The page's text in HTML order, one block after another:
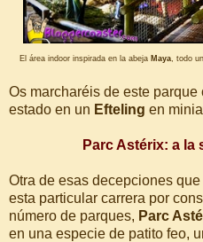
El área indoor inspirada en la abeja Maya, todo
Os marcharéis de este
estado en un Efteling en
Parc Astérix: a la
Otra de esas decepciones
esta particular carrera por
número de parques, Parc
en una especie de patito feo,